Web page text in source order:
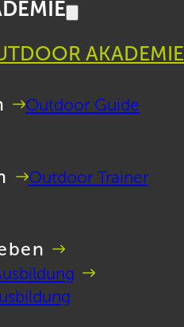
AKADEMIE
Outdoor Guide
Outdoor Trainer